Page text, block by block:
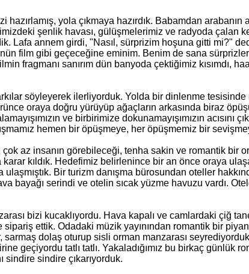
yola çıkmaya hazırdık. Babamdan arabanın
şenlik havası, gülüşmelerimiz ve radyoda çalan
Lafa annem girdi, "Nasıl, sürprizim hoşuna gitti mi?"
film gibi geçeceğine eminim. Benim de sana
fragmanı sanırım dün banyoda çektiğimiz kısımdı,
söyleyerek ilerliyorduk. Yolda bir dinlenme
oraya doğru yürüyüp ağaçların arkasında biraz
ve birbirimize dokunamayışımızın acısını
hemen bir öpüşmeye, her öpüşmemiz bir
az insanın görebileceği, tenha sakin ve romantik bir
kıldık. Hedefimiz belirlenince bir an önce oraya
Bir turizm danışma bürosundan oteller
bayağı serindi ve otelin sıcak yüzme havuzu vardı.
bizi kucaklıyordu. Hava kapalı ve camlardaki çiğ
sipariş ettik. Odadaki müzik yayınından romantik bir
dolaş oturup sisli orman manzarası
geçiyordu tatlı tatlı. Yakaladığımız bu birkaç günlük
sindire çıkarıyorduk.